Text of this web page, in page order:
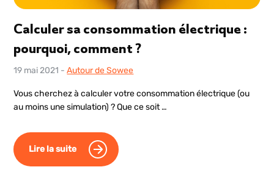
Calculer sa consommation électrique :
pourquoi, comment ?
19 mai 2021 -Autour de Sowee
Vous cherchez à calculer votre consommation électrique (ou
au moins une simulation) ? Que ce soit …
Lire la suite